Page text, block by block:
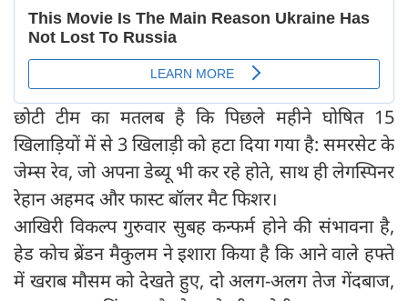
छोटी टीम का मतलब है कि पिछले महीने घोषित 15
खिलाड़ियों में से 3 खिलाड़ी को हटा दिया गया है: समरसेट के
जेम्स रेव, जो अपना डेब्यू भी कर रहे होते, साथ ही लेगस्पिनर
रेहान अहमद और फास्ट बॉलर मैट फिशर।
आखिरी विकल्प गुरुवार सुबह कन्फर्म होने की संभावना है,
हेड कोच ब्रेंडन मैकुलम ने इशारा किया है कि आने वाले हफ्ते
में खराब मौसम को देखते हुए, दो अलग-अलग तेज गेंदबाज,